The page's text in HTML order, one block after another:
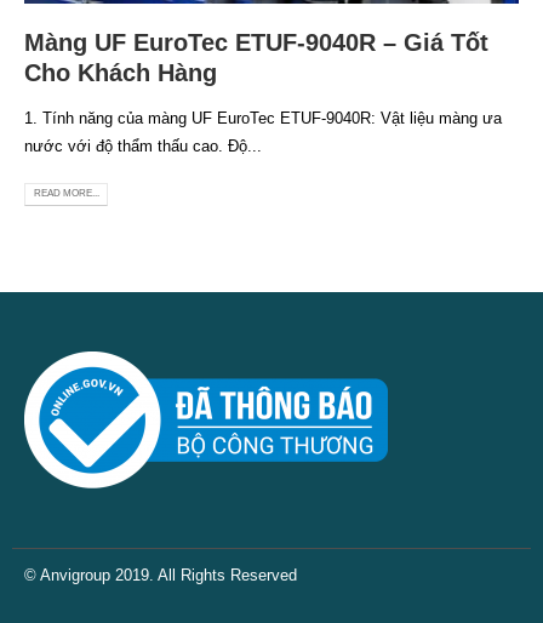
Màng UF EuroTec ETUF-9040R – Giá Tốt
Cho Khách Hàng
1. Tính năng của màng UF EuroTec ETUF-9040R: Vật liệu màng ưa
nước với độ thẩm thấu cao. Độ...
READ MORE...
© Anvigroup 2019. All Rights Reserved